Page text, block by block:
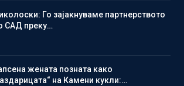
Го зајакнуваме партнерството
САД преку…
жената позната како
на Камени кукли:…